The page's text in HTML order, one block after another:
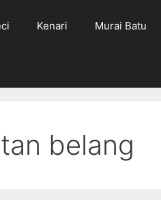
Kenari Murai Batu
belang